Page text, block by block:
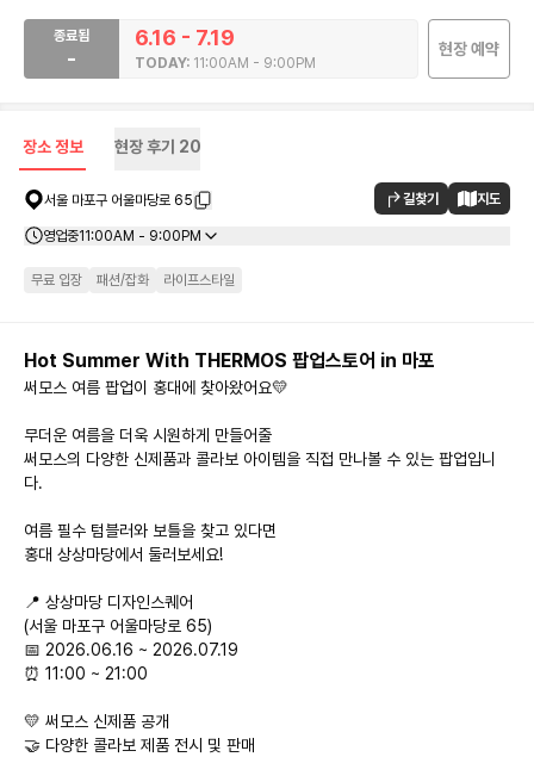
종료됨
-
6.16 - 7.19
TODAY: 11:00AM - 9:00PM
현장 예약
장소 정보 현장 후기 20
서울 마포구 어울마당로 65 길찾기 지도
영업중11:00AM - 9:00PM
무료 입장 패션/잡화 라이프스타일
Hot Summer With THERMOS 팝업스토어 in 마포
써모스 여름 팝업이 홍대에 찾아왔어요💛
무더운 여름을 더욱 시원하게 만들어줄
써모스의 다양한 신제품과 콜라보 아이템을 직접 만나볼 수 있는 팝업입니
다.
여름 필수 텀블러와 보틀을 찾고 있다면
홍대 상상마당에서 둘러보세요!
📍 상상마당 디자인스퀘어
(서울 마포구 어울마당로 65)
📅 2026.06.16 ~ 2026.07.19
⏰ 11:00 ~ 21:00
💛 써모스 신제품 공개
🤝 다양한 콜라보 제품 전시 및 판매